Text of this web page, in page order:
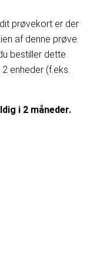
prøvekort er der
af denne prøve.
bestiller dette
enheder (f.eks.
i 2 måneder.